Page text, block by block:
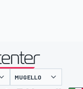
gepresenteerd door
MUGELLO